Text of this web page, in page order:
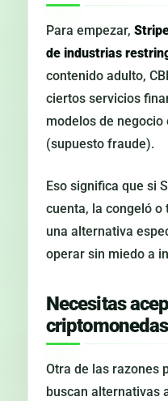
Para empezar,
de industrias
contenido adulto,
ciertos servicios
modelos de
(supuesto fraude).
Eso significa que si
cuenta, la congeló
una alternativa
operar sin miedo a
Necesitas
criptomonedas
Otra de las razones
buscan alternativas